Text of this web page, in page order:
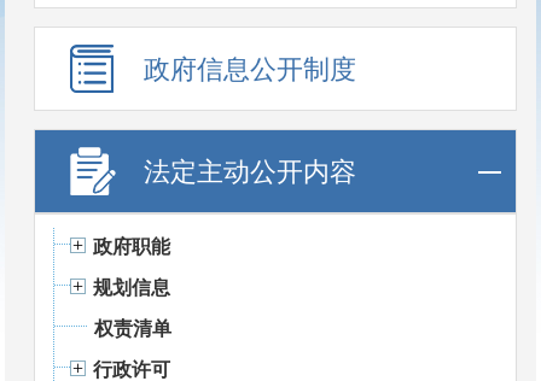
政府信息公开制度
法定主动公开内容
政府职能
规划信息
权责清单
行政许可